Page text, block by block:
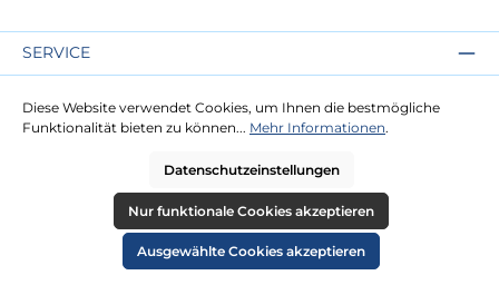
SERVICE
Lieferung
Zahlung
RECHTLICHES
Diese Website verwendet Cookies, um Ihnen die bestmögliche
Funktionalität bieten zu können... Mehr Informationen.
Datenschutzeinstellungen
Nur funktionale Cookies akzeptieren
Ausgewählte Cookies akzeptieren